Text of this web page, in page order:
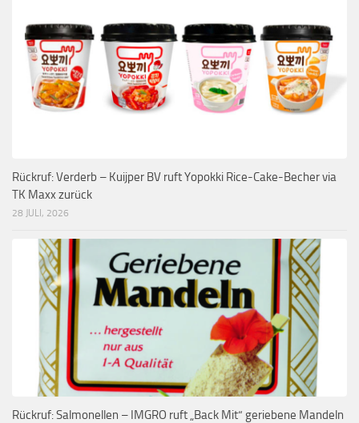
Rückruf: Verderb – Kuijper BV ruft Yopokki Rice-Cake-Becher via
TK Maxx zurück
28 JULI, 2026
Rückruf: Salmonellen – IMGRO ruft „Back Mit“ geriebene Mandeln